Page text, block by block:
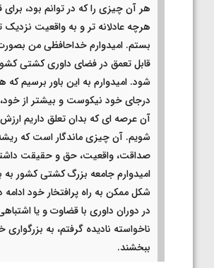
هر آن چیزی را که در توانم بود،
هرچه عادلانه تر و به واقعیت نزدیک
بستم. امیدوارم خداحافظی من
قابل تعمق در فضای داوری کشتی
شود. امیدوارم به این باور برسیم
درجای خود نیکوست و بیشتر از خود،
آن عرصه ای که بدان تعلق داریم
شویم. آن چیزی ماندگار است که
صداقت، واقعیت، حق و حقیقت
امیدوارم جامعه بزرگ کشتی کشور به
شکل ممکن به راه پرافتخار خود ادامه
در دوران داوری با قضاوت و یا
ناخواسته نادیده گرفتم، به بزرگواری
ببخشند.